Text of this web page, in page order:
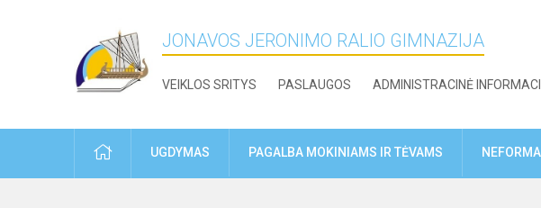
JONAVOS JERONIMO RALIO GIMNAZIJA
VEIKLOS SRITYS PASLAUGOS ADMINISTRACINĖ
PRADŽIAUGDYMAS PAGALBA MOKINIAMS IR TĖVAMS